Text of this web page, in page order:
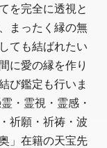
を完全に透視と
まったく縁の無
ても結ばれたい
に愛の縁を作り
び鑑定も行いま
・霊視・霊感・
祈願・祈祷・波
」在籍の天宝先